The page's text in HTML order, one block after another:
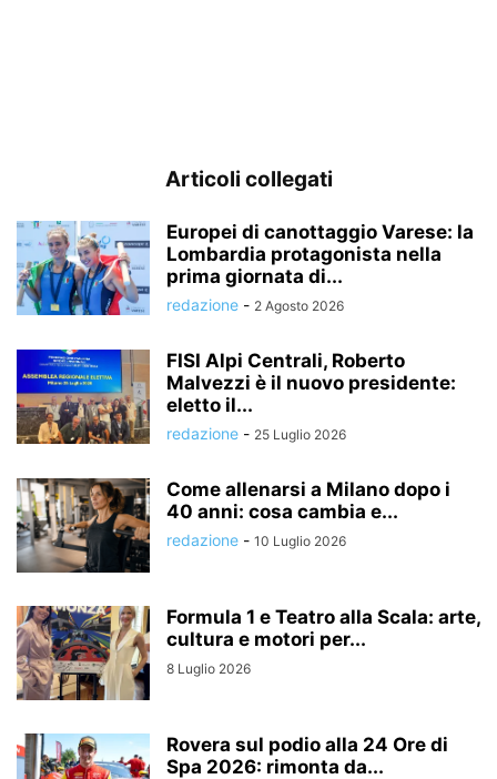
Articoli collegati
Europei di canottaggio Varese: la
Lombardia protagonista nella
prima giornata di...
redazione - 2 Agosto 2026
FISI Alpi Centrali, Roberto
Malvezzi è il nuovo presidente:
eletto il...
redazione - 25 Luglio 2026
Come allenarsi a Milano dopo i
40 anni: cosa cambia e...
redazione - 10 Luglio 2026
Formula 1 e Teatro alla Scala: arte,
cultura e motori per...
8 Luglio 2026
Rovera sul podio alla 24 Ore di
Spa 2026: rimonta da...